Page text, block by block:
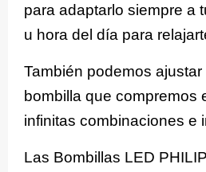
para adaptarlo siempre a
u hora del día para
También podemos
bombilla que compremos
infinitas combinaciones e
Las Bombillas LED